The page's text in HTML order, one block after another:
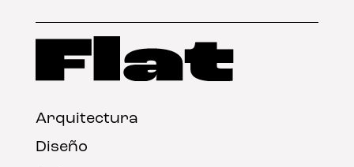
Arquitectura
Diseño